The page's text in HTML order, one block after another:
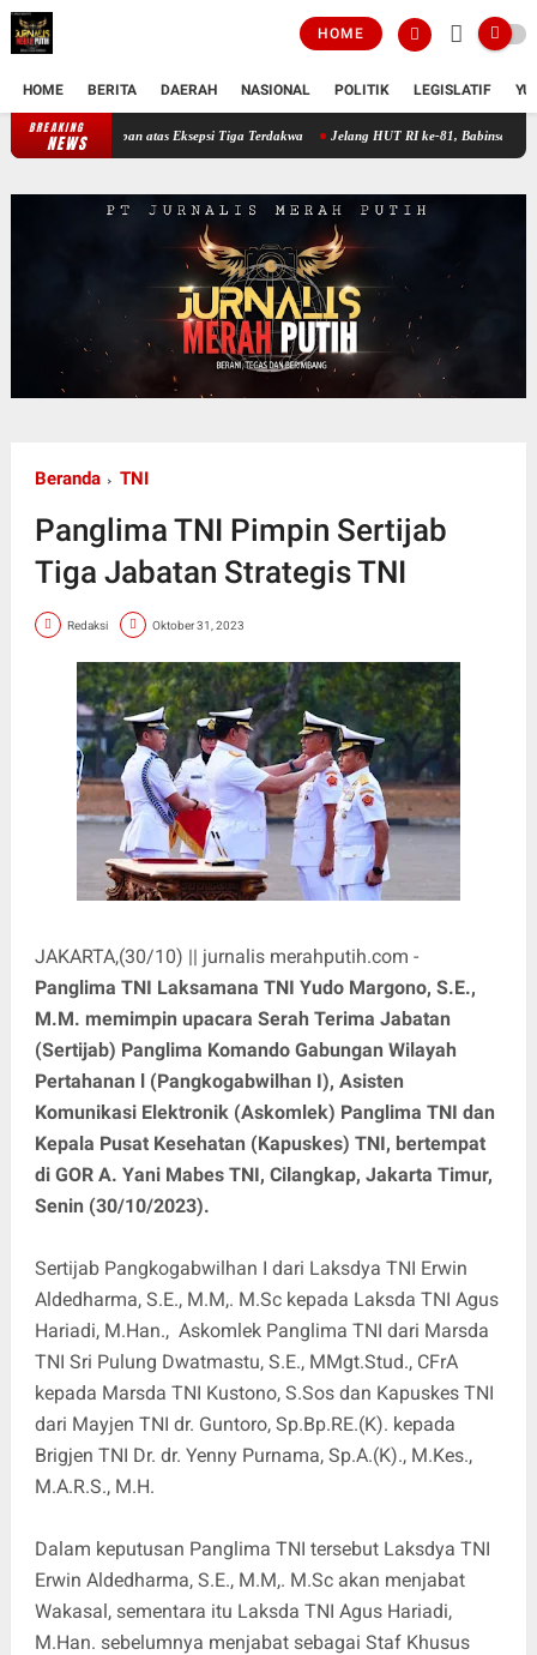
HOME
HOME BERITA DAERAH NASIONAL POLITIK LEGISLATIF
BREAKING
NEWSatas Eksepsi Tiga Terdakwa Jelang HUT RI ke-81, Babinsa Keliling
Beranda TNI
Panglima TNI Pimpin Sertijab
Tiga Jabatan Strategis TNI
Redaksi Oktober 31, 2023
JAKARTA,(30/10) || jurnalis merahputih.com -
Panglima TNI Laksamana TNI Yudo Margono, S.E.,
M.M. memimpin upacara Serah Terima Jabatan
(Sertijab) Panglima Komando Gabungan Wilayah
Pertahanan l (Pangkogabwilhan I), Asisten
Komunikasi Elektronik (Askomlek) Panglima TNI dan
Kepala Pusat Kesehatan (Kapuskes) TNI, bertempat
di GOR A. Yani Mabes TNI, Cilangkap, Jakarta Timur,
Senin (30/10/2023).
Sertijab Pangkogabwilhan I dari Laksdya TNI Erwin
Aldedharma, S.E., M.M,. M.Sc kepada Laksda TNI Agus
Hariadi, M.Han., Askomlek Panglima TNI dari Marsda
TNI Sri Pulung Dwatmastu, S.E., MMgt.Stud., CFrA
kepada Marsda TNI Kustono, S.Sos dan Kapuskes TNI
dari Mayjen TNI dr. Guntoro, Sp.Bp.RE.(K). kepada
Brigjen TNI Dr. dr. Yenny Purnama, Sp.A.(K)., M.Kes.,
M.A.R.S., M.H.
Dalam keputusan Panglima TNI tersebut Laksdya TNI
Erwin Aldedharma, S.E., M.M,. M.Sc akan menjabat
Wakasal, sementara itu Laksda TNI Agus Hariadi,
M.Han. sebelumnya menjabat sebagai Staf Khusus